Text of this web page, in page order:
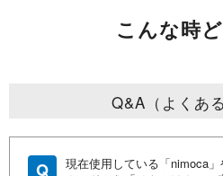
こんな時
Q&A（よくあ
Q
現在使用している「nimoca